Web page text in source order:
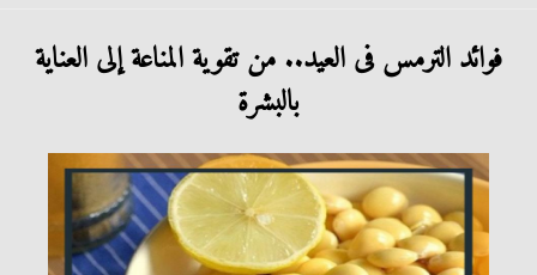
فوائد الترمس فى العيد.. من تقوية المناعة إلى العناية
بالبشرة